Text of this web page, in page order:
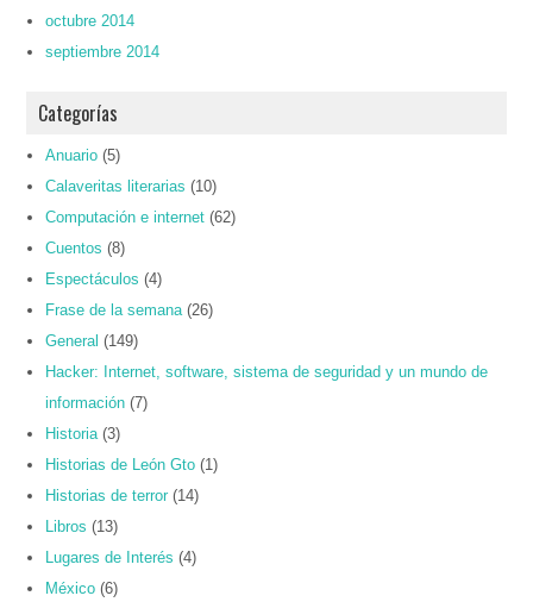
octubre 2014
septiembre 2014
Categorías
Anuario (5)
Calaveritas literarias (10)
Computación e internet (62)
Cuentos (8)
Espectáculos (4)
Frase de la semana (26)
General (149)
Hacker: Internet, software, sistema de seguridad y un mundo de
información (7)
Historia (3)
Historias de León Gto (1)
Historias de terror (14)
Libros (13)
Lugares de Interés (4)
México (6)